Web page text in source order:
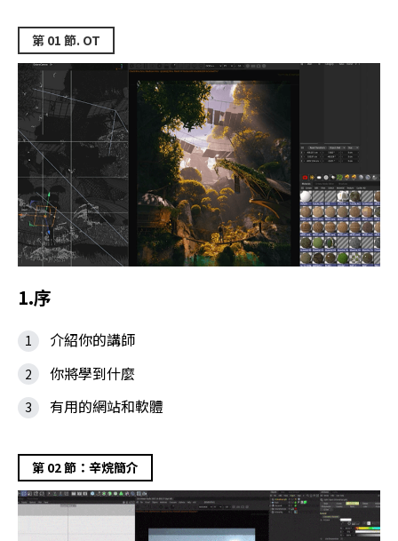
第 01 節. OT
1.序
介紹你的講師
你將學到什麼
有用的網站和軟體
第 02 節：辛烷簡介